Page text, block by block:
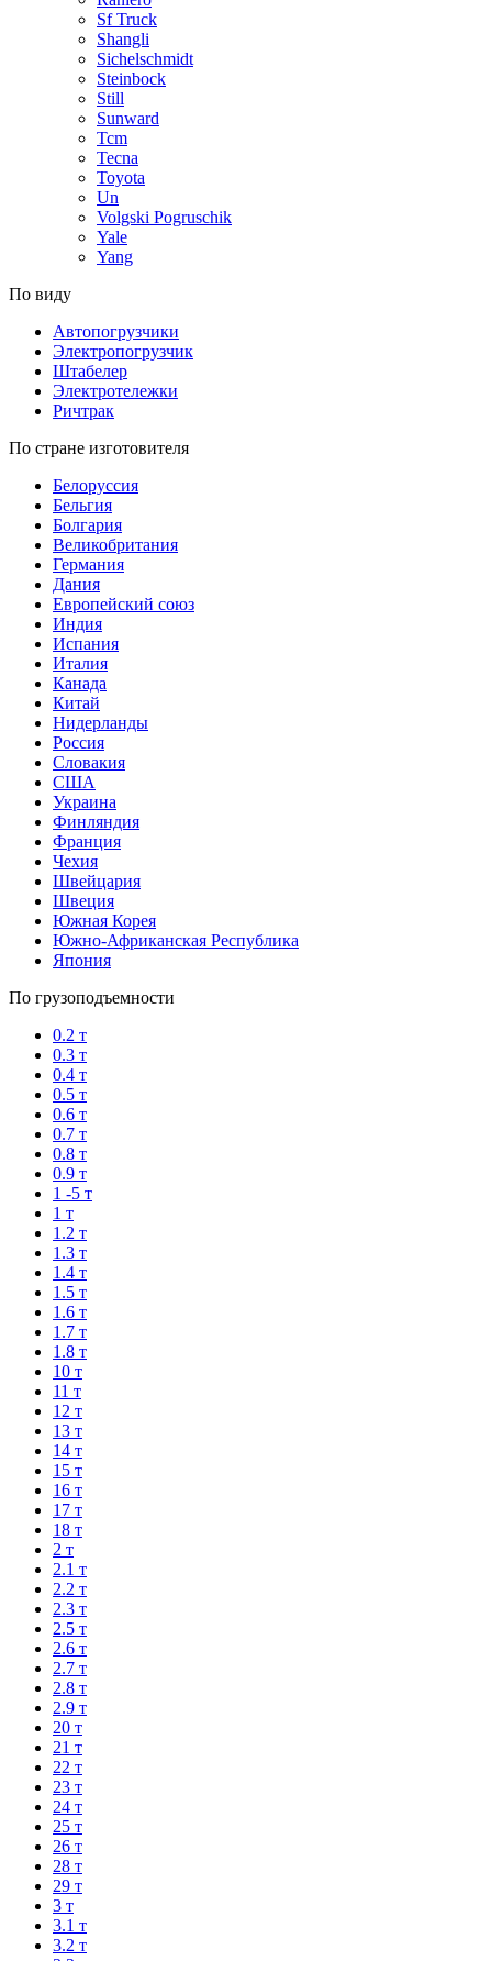
Sf Truck
Shangli
Sichelschmidt
Steinbock
Still
Sunward
Tcm
Tecna
Toyota
Un
Volgski Pogruschik
Yale
Yang
По виду
Автопогрузчики
Электропогрузчик
Штабелер
Электротележки
Ричтрак
По стране изготовителя
Белоруссия
Бельгия
Болгария
Великобритания
Германия
Дания
Европейский союз
Индия
Испания
Италия
Канада
Китай
Нидерланды
Россия
Словакия
США
Украина
Финляндия
Франция
Чехия
Швейцария
Швеция
Южная Корея
Южно-Африканская Республика
Япония
По грузоподъемности
0.2 т
0.3 т
0.4 т
0.5 т
0.6 т
0.7 т
0.8 т
0.9 т
1 -5 т
1 т
1.2 т
1.3 т
1.4 т
1.5 т
1.6 т
1.7 т
1.8 т
10 т
11 т
12 т
13 т
14 т
15 т
16 т
17 т
18 т
2 т
2.1 т
2.2 т
2.3 т
2.5 т
2.6 т
2.7 т
2.8 т
2.9 т
20 т
21 т
22 т
23 т
24 т
25 т
26 т
28 т
29 т
3 т
3.1 т
3.2 т